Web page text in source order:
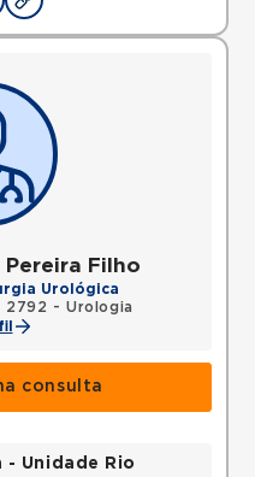
Filho
Urológica
2792 - Urologia
consulta
- Unidade Rio